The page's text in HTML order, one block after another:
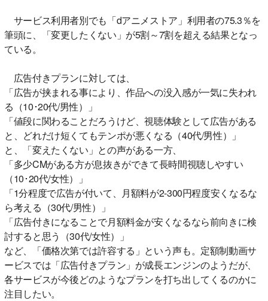
サービス利用者別でも「dアニメストア」利用者の75.3％を
筆頭に、「変更したくない」が5割～7割を超える結果となっ
ている。
広告付きプランに対しては、
「広告が挟まれる事により、作品への没入感が一気に失われ
る（10･20代/男性）」
「値段に関わることだろうけど、視聴体験として広告がある
と、どれだけ短くてもテンポが悪くなる（40代/男性）」
と、「変えたくない」との声がある一方、
「多少CMがある方が息抜きができて長時間視聴しやすい
（10･20代/女性）」
「1分程度で広告が付いて、月額料が2-300円程度安くなるな
ら考える（30代/男性）」
「広告付きになることで月額料金が安くなるなら前向きに検
討すると思う（30代/女性）」
など、「価格次第では許容する」という声も。定額制動画サ
ービスでは「広告付きプラン」が成長エンジンのようだが、
各サービスが今後どのようなプランを打ち出してくるのかに
注目したい。